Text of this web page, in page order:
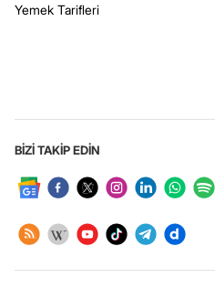
Yemek Tarifleri
BİZİ TAKİP EDİN